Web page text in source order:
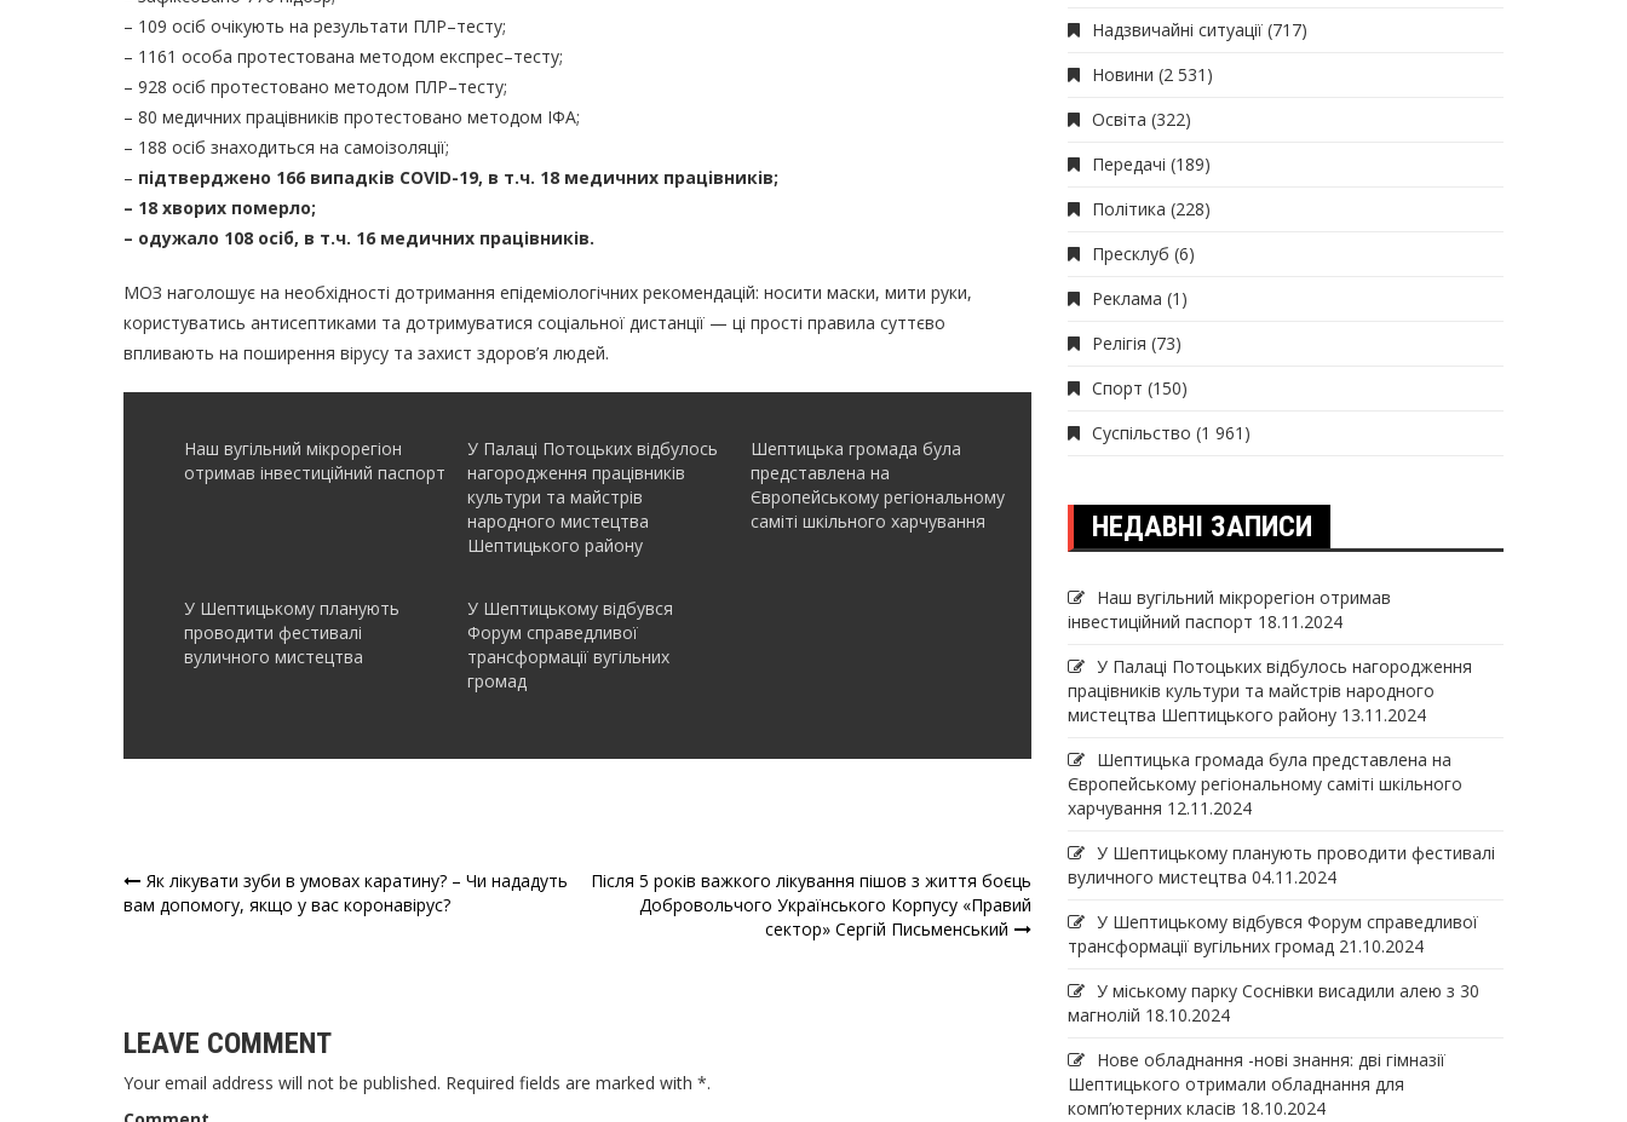
– 109 осіб очікують на результати ПЛР–тесту;
– 1161 особа протестована методом експрес–тесту;
– 928 осіб протестовано методом ПЛР–тесту;
– 80 медичних працівників протестовано методом ІФА;
– 188 осіб знаходиться на самоізоляції;
– підтверджено 166 випадків COVID-19, в т.ч. 18 медичних працівників;
– 18 хворих померло;
– одужало 108 осіб, в т.ч. 16 медичних працівників.
МОЗ наголошує на необхідності дотримання епідеміологічних рекомендацій: носити маски, мити руки,
користуватись антисептиками та дотримуватися соціальної дистанції — ці прості правила суттєво
впливають на поширення вірусу та захист здоров’я людей.
Наш вугільний мікрорегіон
отримав інвеcтиційний паспорт
У Палаці Потоцьких відбулось
нагородження працівників
культури та майстрів
народного мистецтва
Шептицького району
Шептицька громада була
представлена на
Європейському регіональному
саміті шкільного харчування
У Шептицькому планують
проводити фестивалі
вуличного мистецтва
У Шептицькому відбувся
Форум справедливої
трансформації вугільних
громад
Навігація
Як лікувати зуби в умовах каратину? – Чи нададуть
вам допомогу, якщо у вас коронавірус?
Після 5 років важкого лікування пішов з життя боєць
Добровольчого Українського Корпусу «Правий
сектор» Сергій Письменський
LEAVE COMMENT
Your email address will not be published. Required fields are marked with *.
Надзвичайні ситуації (717)
Новини (2 531)
Освіта (322)
Передачі (189)
Політика (228)
Пресклуб (6)
Реклама (1)
Релігія (73)
Спорт (150)
Суспільство (1 961)
НЕДАВНІ ЗАПИСИ
Наш вугільний мікрорегіон отримав
інвеcтиційний паспорт 18.11.2024
У Палаці Потоцьких відбулось нагородження
працівників культури та майстрів народного
мистецтва Шептицького району 13.11.2024
Шептицька громада була представлена на
Європейському регіональному саміті шкільного
харчування 12.11.2024
У Шептицькому планують проводити фестивалі
вуличного мистецтва 04.11.2024
У Шептицькому відбувся Форум справедливої
трансформації вугільних громад 21.10.2024
У міському парку Соснівки висадили алею з 30
магнолій 18.10.2024
Нове обладнання -нові знання: дві гімназії
Шептицького отримали обладнання для
комп’ютерних класів 18.10.2024